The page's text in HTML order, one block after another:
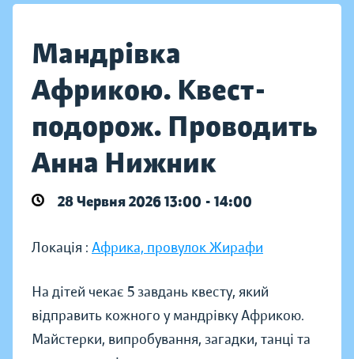
Мандрівка
Африкою. Квест-
подорож. Проводить
Анна Нижник
28 Червня 2026 13:00 - 14:00
Локація : Африка, провулок Жирафи
На дітей чекає 5 завдань квесту, який
відправить кожного у мандрівку Африкою.
Майстерки, випробування, загадки, танці та